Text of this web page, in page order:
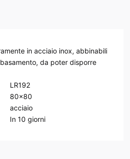
in acciaio inox, abbinabili
da poter disporre
LR192
80x80
acciaio
In 10 giorni